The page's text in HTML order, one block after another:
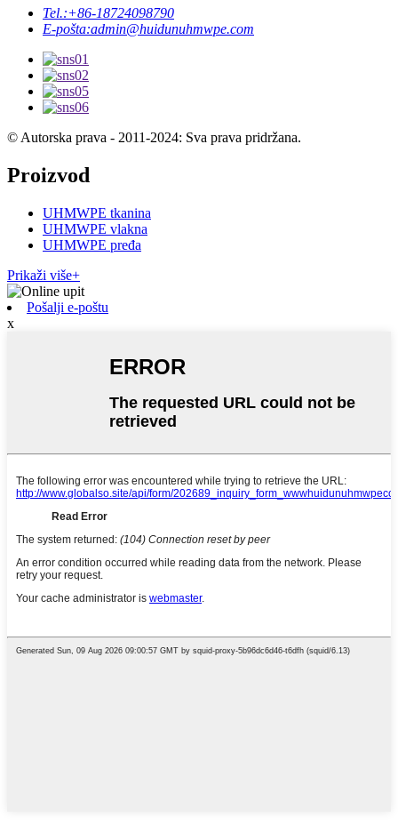
Tel.:+86-18724098790
E-pošta:admin@huidunuhmwpe.com
© Autorska prava - 2011-2024: Sva prava pridržana.
Proizvod
UHMWPE tkanina
UHMWPE vlakna
UHMWPE pređa
Prikaži više+
Pošalji e-poštu
x